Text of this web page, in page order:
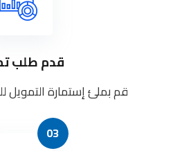
قدم طلب
قم بملئ إستمارة
03